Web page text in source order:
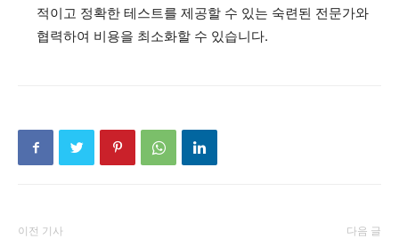
적이고 정확한 테스트를 제공할 수 있는 숙련된 전문가와
협력하여 비용을 최소화할 수 있습니다.
이전 기사 다음 글